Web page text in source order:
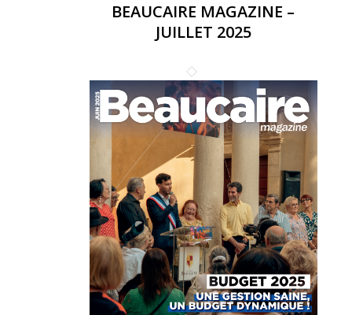
BEAUCAIRE MAGAZINE –
JUILLET 2025